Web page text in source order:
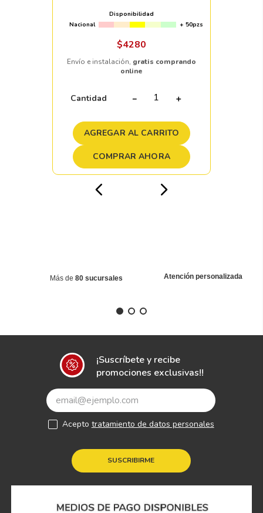
Disponibilidad
Nacional
+ 50pzs
$4280
Envío e instalación, gratis comprando
online
Cantidad ＋
－
AGREGAR AL CARRITO
COMPRAR AHORA
Más de 80 sucursales Atención personalizada
¡Suscríbete y recibe
promociones exclusivas!!
SUSCRIBIRME
Acepto tratamiento de datos personales